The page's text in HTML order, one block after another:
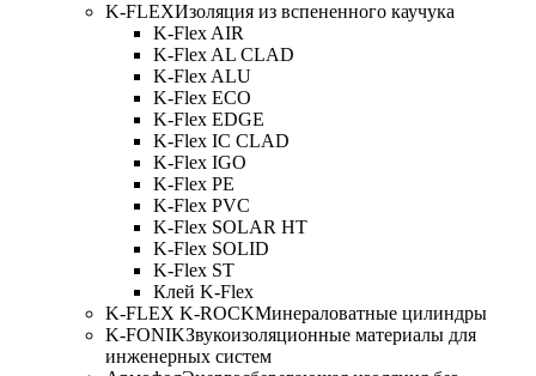
K-FLEXИзоляция из вспененного каучука
K-Flex AIR
K-Flex AL CLAD
K-Flex ALU
K-Flex ECO
K-Flex EDGE
K-Flex IC CLAD
K-Flex IGO
K-Flex PE
K-Flex PVC
K-Flex SOLAR HT
K-Flex SOLID
K-Flex ST
Клей K-Flex
K-FLEX K-ROCKМинераловатные цилиндры
K-FONIKЗвукоизоляционные материалы для
инженерных систем